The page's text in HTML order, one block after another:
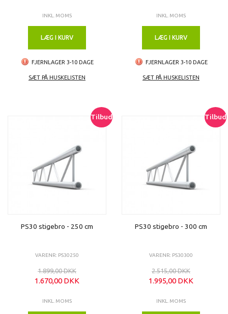
INKL. MOMS
LÆG I KURV
FJERNLAGER 3-10 DAGE
SÆT PÅ HUSKELISTEN
INKL. MOMS
LÆG I KURV
FJERNLAGER 3-10 DAGE
SÆT PÅ HUSKELISTEN
PS30 stigebro - 250 cm
VARENR: PS30250
1.899,00 DKK
1.670,00 DKK
INKL. MOMS
Tilbud
PS30 stigebro - 300 cm
VARENR: PS30300
2.515,00 DKK
1.995,00 DKK
INKL. MOMS
Tilbud